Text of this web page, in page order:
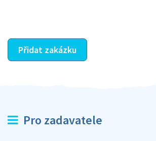
Přidat zakázku
Pro zadavatele